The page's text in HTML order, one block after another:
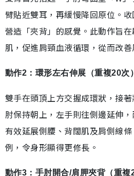
臂貼近雙耳，再緩慢降回原位。收
營造「夾背」的感覺。此動作旨
肌，促進肩頸血液循環，從而改
動作2：環形左右伸展（重複20次）
雙手在頭頂上方交握成環狀，接
肘保持朝上，左手則往側邊延伸
有效延展側腰、背闊肌及肩側線
例，令身形顯得更修長。
動作3：手肘開合/肩胛夾背（重複